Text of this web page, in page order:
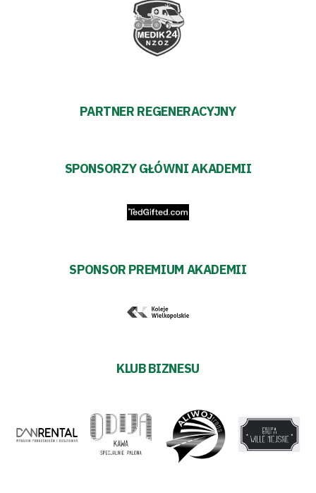
PARTNER REGENERACYJNY
SPONSORZY GŁÓWNI AKADEMII
SPONSOR PREMIUM AKADEMII
KLUB BIZNESU